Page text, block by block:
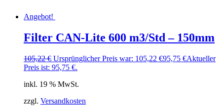
Angebot!
Filter CAN-Lite 600 m3/Std – 150mm
105,22€ Ursprünglicher Preis war: 105,22 €95,75 €Aktueller
Preis ist: 95,75 €.
inkl. 19 % MwSt.
zzgl. Versandkosten